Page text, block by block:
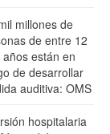
millones de
de entre 12
años están en
de desarrollar
auditiva: OMS
hospitalaria